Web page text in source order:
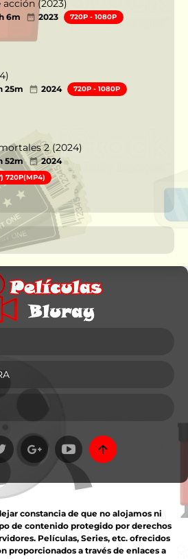
acción (2023)
6m 2023 720P - 1080P
25m 2024 720P - 1080P
2 (2024)
52m 2024
720P(MP4)
constancia de que no alojamos ni
de contenido protegido por derechos
Películas, Series, etc. ofrecidos
proporcionados a través de enlaces a